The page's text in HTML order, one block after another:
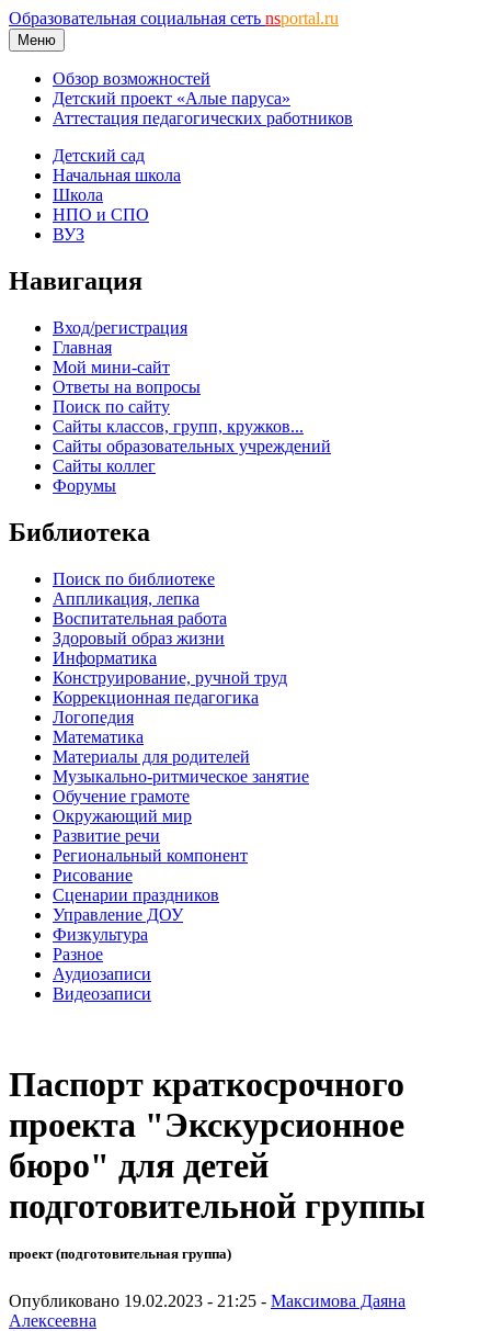
Образовательная социальная сеть nsportal.ru
Меню
Обзор возможностей
Детский проект «Алые паруса»
Аттестация педагогических работников
Детский сад
Начальная школа
Школа
НПО и СПО
ВУЗ
Навигация
Вход/регистрация
Главная
Мой мини-сайт
Ответы на вопросы
Поиск по сайту
Сайты классов, групп, кружков...
Сайты образовательных учреждений
Сайты коллег
Форумы
Библиотека
Поиск по библиотеке
Аппликация, лепка
Воспитательная работа
Здоровый образ жизни
Информатика
Конструирование, ручной труд
Коррекционная педагогика
Логопедия
Математика
Материалы для родителей
Музыкально-ритмическое занятие
Обучение грамоте
Окружающий мир
Развитие речи
Региональный компонент
Рисование
Сценарии праздников
Управление ДОУ
Физкультура
Разное
Аудиозаписи
Видеозаписи
Паспорт краткосрочного
проекта "Экскурсионное
бюро" для детей
подготовительной группы
проект (подготовительная группа)
Опубликовано 19.02.2023 - 21:25 - Максимова Даяна
Алексеевна